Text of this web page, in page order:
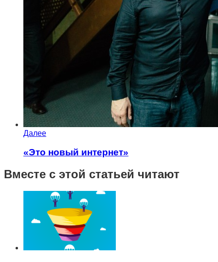
Далее
«Это новый интернет»
Вместе с этой статьей читают